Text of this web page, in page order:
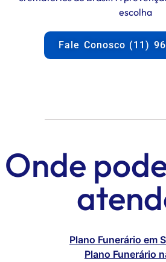
escolha
Fale Conosco (11)
Onde
Plano Funerário em
Plano Funerário